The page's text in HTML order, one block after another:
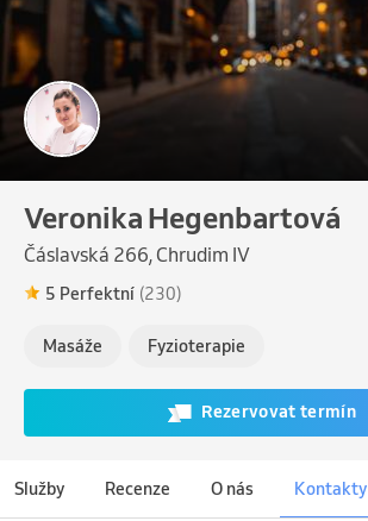
Veronika Hegenbartová
Čáslavská 266, Chrudim IV
5 Perfektní (230)
Masáže Fyzioterapie
Rezervovat termín
Služby Recenze O nás Kontakty